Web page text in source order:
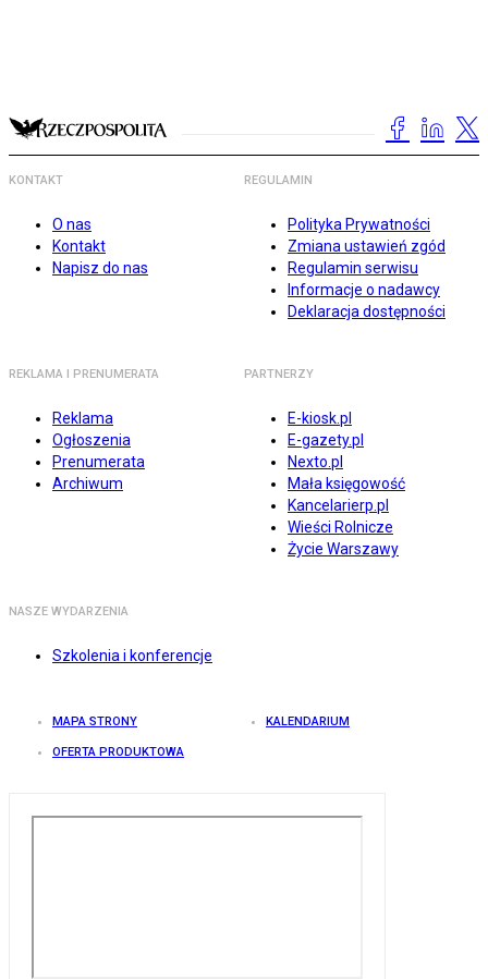
KONTAKT
O nas
Kontakt
Napisz do nas
REGULAMIN
Polityka Prywatności
Zmiana ustawień zgód
Regulamin serwisu
Informacje o nadawcy
Deklaracja dostępności
REKLAMA I PRENUMERATA
Reklama
Ogłoszenia
Prenumerata
Archiwum
PARTNERZY
E-kiosk.pl
E-gazety.pl
Nexto.pl
Mała księgowość
Kancelarierp.pl
Wieści Rolnicze
Życie Warszawy
NASZE WYDARZENIA
Szkolenia i konferencje
MAPA STRONY KALENDARIUM
OFERTA PRODUKTOWA